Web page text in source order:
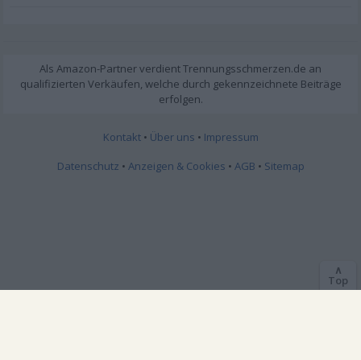
Kontakt• Über uns • Impressum
Datenschutz • Anzeigen & Cookies • AGB • Sitemap
∧
Top